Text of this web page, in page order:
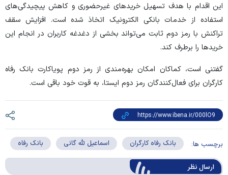
این اقدام با هدف تسهیل خرید‌های غیرحضوری و کاهش پیچیدگی‌های
استفاده از خدمات بانکی الکترونیک اتخاذ شده است. افزایش سقف
تراکنش با رمز دوم ثابت می‌تواند بخشی از دغدغه کاربران در انجام این
خرید‌ها را برطرف کند.
گفتنی است، کماکان امکان بهره‌مندی از رمز دوم پویاکارت بانک رفاه
کارگران برای فعال‌کنندگان رمز دوم ایستا، به قوت خود باقی است.
برچسب ها: بانک رفاه کارگران اسماعیل لله گانی بانک رفاه
ارسال‌ نظر